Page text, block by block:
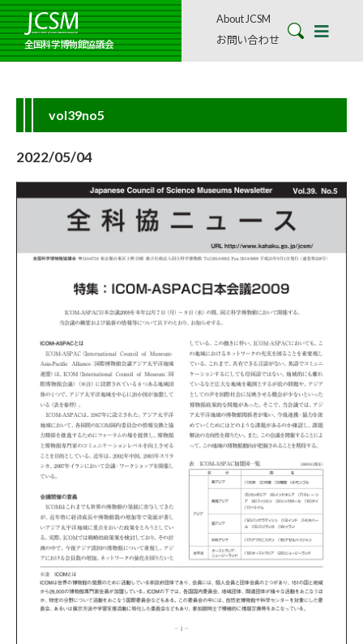
全国科学博物館協議会
About JCSM
お問い合わせ
vol39no5
2022/05/04